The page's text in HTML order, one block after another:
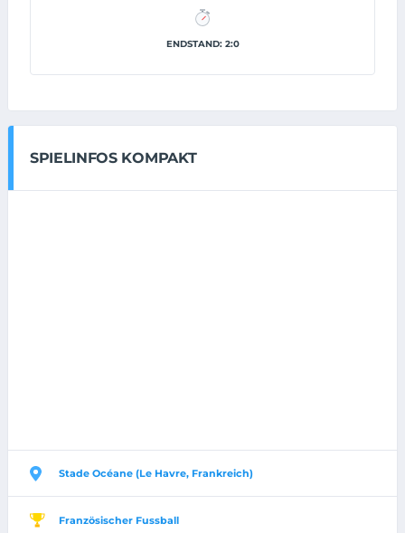
ENDSTAND: 2:0
SPIELINFOS KOMPAKT
Stade Océane (Le Havre, Frankreich)
Französischer Fussball